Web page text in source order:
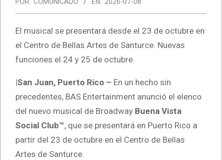
El musical se presentará desde el 23 de octubre en
el Centro de Bellas Artes de Santurce. Nuevas
funciones el 24 y 25 de octubre.
|San Juan, Puerto Rico – En un hecho sin
precedentes, BAS Entertainment anunció el elenco
del nuevo musical de Broadway Buena Vista
Social Club™, que se presentará en Puerto Rico a
partir del 23 de octubre en el Centro de Bellas
Artes de Santurce.